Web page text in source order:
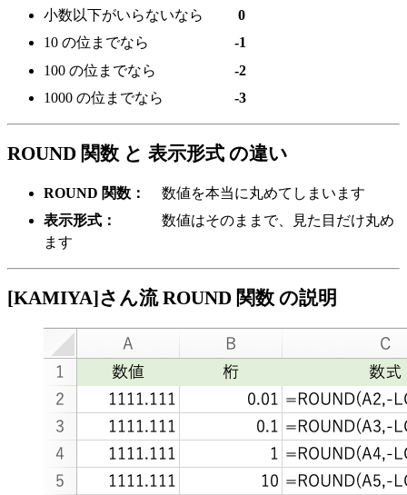
小数以下がいらないなら
0
10 の位までなら
-1
100 の位までなら
-2
1000 の位までなら
-3
ROUND 関数 と 表示形式 の違い
ROUND 関数：
数値を本当に丸めてしまいます
表示形式：
数値はそのままで、見た目だけ丸め
ます
[KAMIYA]さん流 ROUND 関数 の説明